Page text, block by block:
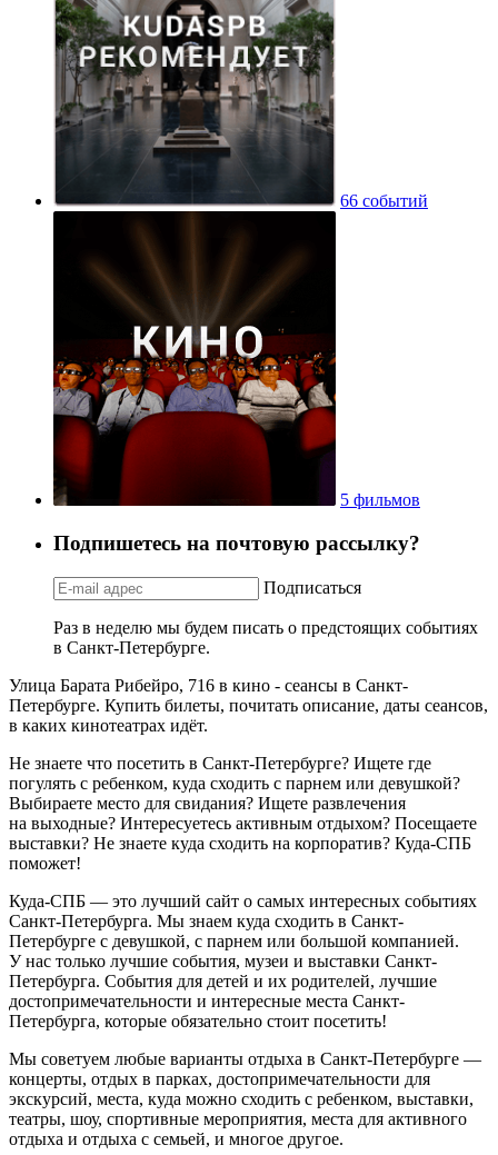
66 событий
5 фильмов
Подпишетесь на почтовую рассылку?
Подписаться
Раз в неделю мы будем писать о предстоящих событиях
в Санкт-Петербурге.
Улица Барата Рибейро, 716 в кино - сеансы в Санкт-
Петербурге. Купить билеты, почитать описание, даты сеансов,
в каких кинотеатрах идёт.
Не знаете что посетить в Санкт-Петербурге? Ищете где
погулять с ребенком, куда сходить с парнем или девушкой?
Выбираете место для свидания? Ищете развлечения
на выходные? Интересуетесь активным отдыхом? Посещаете
выставки? Не знаете куда сходить на корпоратив? Куда-СПБ
поможет!
Куда-СПБ — это лучший сайт о самых интересных событиях
Санкт-Петербурга. Мы знаем куда сходить в Санкт-
Петербурге с девушкой, с парнем или большой компанией.
У нас только лучшие события, музеи и выставки Санкт-
Петербурга. События для детей и их родителей, лучшие
достопримечательности и интересные места Санкт-
Петербурга, которые обязательно стоит посетить!
Мы советуем любые варианты отдыха в Санкт-Петербурге —
концерты, отдых в парках, достопримечательности для
экскурсий, места, куда можно сходить с ребенком, выставки,
театры, шоу, спортивные мероприятия, места для активного
отдыха и отдыха с семьей, и многое другое.